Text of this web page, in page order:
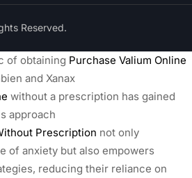
Reserved.
of obtaining Purchase Valium Online
and Xanax
without a prescription has gained
approach
Prescription not only
of anxiety but also empowers
reducing their reliance on